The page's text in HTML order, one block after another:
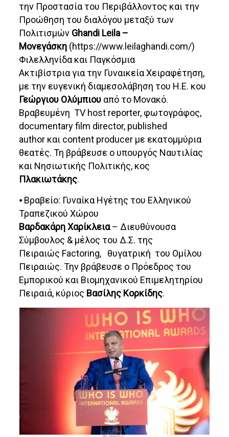
την Προστασία του Περιβάλλοντος και την
Προώθηση του διαλόγου μεταξύ των
Πολιτισμών Ghandi Leila –
Μονεγάσκη (https://www.leilaghandi.com/)
Φιλελληνίδα και Παγκόσμια
Ακτιβίστρια για την Γυναικεία Χειραφέτηση,
με την ευγενική διαμεσολάβηση του Η.Ε. κου
Γεώργιου Ολύμπιου από το Μονακό.
Βραβευμένη TV host reporter, φωτογράφος,
documentary film director, published
author και content producer με εκατομμύρια
θεατές. Τη βράβευσε ο υπουργός Ναυτιλίας
και Νησιωτικής Πολιτικής, κος
Πλακιωτάκης.
⦁ Βραβείο: Γυναίκα Ηγέτης του Ελληνικού
Τραπεζικού Χώρου
Βαρδακάρη Χαρίκλεια– Διευθύνουσα
Σύμβουλος & μέλος του Δ.Σ. της
Πειραιώς Factoring, θυγατρική του Ομίλου
Πειραιώς. Την βράβευσε ο Πρόεδρος του
Εμπορικού και Βιομηχανικού Επιμελητηρίου
Πειραιά, κύριος Βασίλης Κορκίδης.